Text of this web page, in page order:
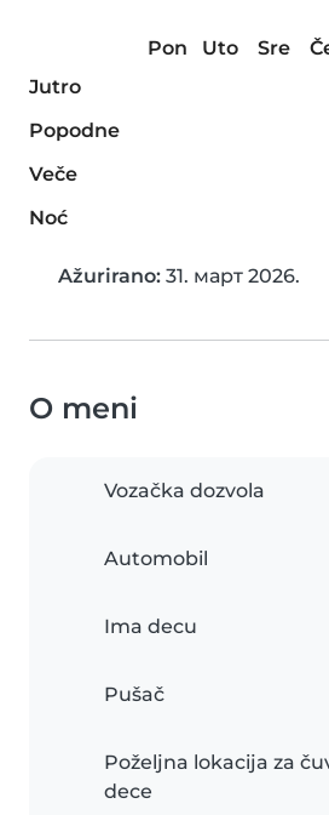
Pon Uto Sre
Jutro
Popodne
Veče
Noć
Ažurirano: 31. март 2026.
O meni
Vozačka dozvola
Automobil
Ima decu
Pušač
Poželjna lokacija za
dece